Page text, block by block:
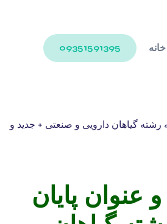
خانه 09351591395
رشته گیاهان دارویی و صنعتی + جدید و
عنوان پایان